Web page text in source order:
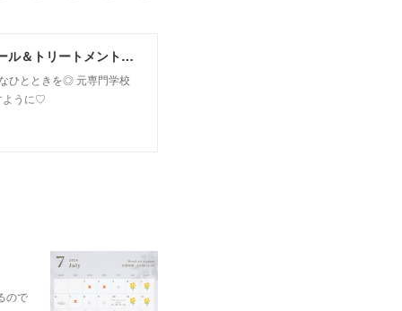
MoonLeaf sapporo / 札幌市東区の100種類以上の香りが楽しめるアロマスクール＆トリートメントサロン
ひとときを◎ 元専門学校
ように♡
ので